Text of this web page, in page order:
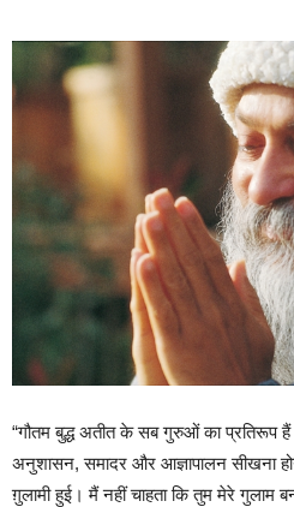
“गौतम बुद्ध अतीत के सब गुरुओं का प्रतिरूप
अनुशासन, समादर और आज्ञापालन सीखना
ग़ुलामी हुई। मैं नहीं चाहता कि तुम मेरे गुलाम